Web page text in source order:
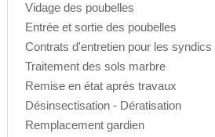
Vidage des poubelles
Entrée et sortie des poubelles
Contrats d'entretien pour les syndics
Traitement des sols marbre
Remise en état aprés travaux
Désinsectisation - Dératisation
Remplacement gardien